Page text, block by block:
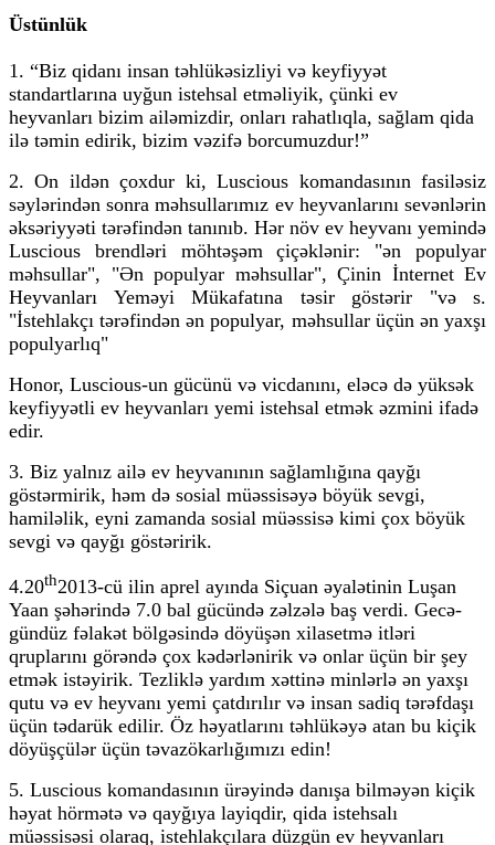
Üstünlük
1. “Biz qidanı insan təhlükəsizliyi və keyfiyyət
standartlarına uyğun istehsal etməliyik, çünki ev
heyvanları bizim ailəmizdir, onları rahatlıqla, sağlam qida
ilə təmin edirik, bizim vəzifə borcumuzdur!”
2. On ildən çoxdur ki, Luscious komandasının fasiləsiz
səylərindən sonra məhsullarımız ev heyvanlarını sevənlərin
əksəriyyəti tərəfindən tanınıb. Hər növ ev heyvanı yemində
Luscious brendləri möhtəşəm çiçəklənir: "ən populyar
məhsullar", "Ən populyar məhsullar", Çinin İnternet Ev
Heyvanları Yeməyi Mükafatına təsir göstərir "və s.
"İstehlakçı tərəfindən ən populyar, məhsullar üçün ən yaxşı
populyarlıq"
Honor, Luscious-un gücünü və vicdanını, eləcə də yüksək
keyfiyyətli ev heyvanları yemi istehsal etmək əzmini ifadə
edir.
3. Biz yalnız ailə ev heyvanının sağlamlığına qayğı
göstərmirik, həm də sosial müəssisəyə böyük sevgi,
hamiləlik, eyni zamanda sosial müəssisə kimi çox böyük
sevgi və qayğı göstəririk.
4.20th2013-cü ilin aprel ayında Siçuan əyalətinin Luşan
Yaan şəhərində 7.0 bal gücündə zəlzələ baş verdi. Gecə-
gündüz fəlakət bölgəsində döyüşən xilasetmə itləri
qruplarını görəndə çox kədərlənirik və onlar üçün bir şey
etmək istəyirik. Tezliklə yardım xəttinə minlərlə ən yaxşı
qutu və ev heyvanı yemi çatdırılır və insan sadiq tərəfdaşı
üçün tədarük edilir. Öz həyatlarını təhlükəyə atan bu kiçik
döyüşçülər üçün təvazökarlığımızı edin!
5. Luscious komandasının ürəyində danışa bilməyən kiçik
həyat hörmətə və qayğıya layiqdir, qida istehsalı
müəssisəsi olaraq, istehlakçılara düzgün ev heyvanları